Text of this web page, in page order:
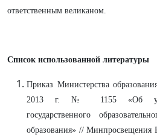
ответственным великаном.
Список использованной литературы
Приказ Министерства
2013 г. № 1155 «Об
государственного
образования» // Минпросвещения